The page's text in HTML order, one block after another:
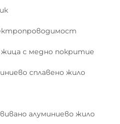
— като
интегрирано
в точките на
дългосрочна
през целия очакван
средство (15
жица с медно покритие
сплавено жило
алуминиево жило